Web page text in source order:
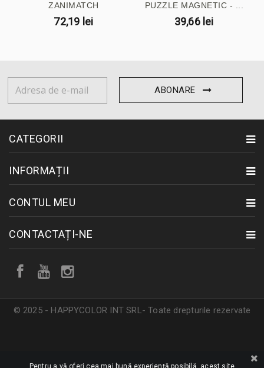
ZANIMATCH
72,19 lei
PUZZLE MAGNETIC - ...
39,66 lei
ABONARE
CATEGORII
INFORMAȚII
CONTUL MEU
CONTACTAȚI-NE
© 2025 - HAPPYCOLOR INT SRL- Toate drepturile rezervate
Pentru a vă oferi cea mai bună experiență posibilă, acest site